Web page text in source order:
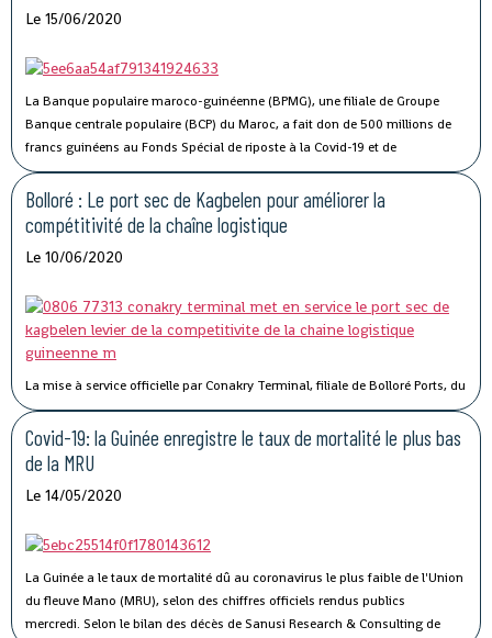
Le 15/06/2020
La Banque populaire maroco-guinéenne (BPMG), une filiale de Groupe
Banque centrale populaire (BCP) du Maroc, a fait don de 500 millions de
francs guinéens au Fonds Spécial de riposte à la Covid-19 et de
stabilisation économique de la Guinée.
Bolloré : Le port sec de Kagbelen pour améliorer la
compétitivité de la chaîne logistique
Le 10/06/2020
La mise à service officielle par Conakry Terminal, filiale de Bolloré Ports, du
port sec de Kagbelen, permettra « l’amélioration des performances et la
compétitivité du Port Autonome de Conakry ».« Le développement du port
sec de Kagbelen répond au double défi de la gestion optimale des espaces
de stockage du terminal à conteneurs et de la célérité des services de
livraison des véhicules. En complément des nouveaux portiques de parc
permettra l’amélioration des performances et la compétitivité du Port
Autonome de Conakry, », a déclaré Madame Traoré Tahirou Barry,
Directrice générale de Conakry Terminal.
Covid-19: la Guinée enregistre le taux de mortalité le plus bas
de la MRU
Le 14/05/2020
La Guinée a le taux de mortalité dû au coronavirus le plus faible de l'Union
du fleuve Mano (MRU), selon des chiffres officiels rendus publics
mercredi. Selon le bilan des décès de Sanusi Research & Consulting de